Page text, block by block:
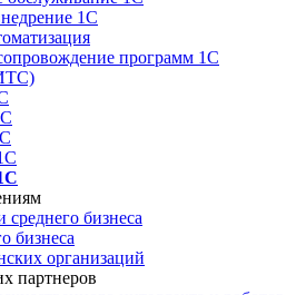
1С
программ 1С
среднего бизнеса
бизнеса
организаций
партнеров